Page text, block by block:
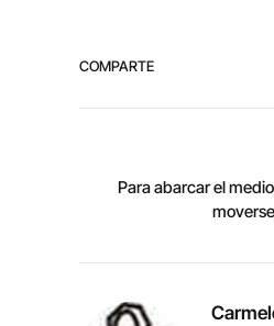
COMPARTE
Para abarcar el